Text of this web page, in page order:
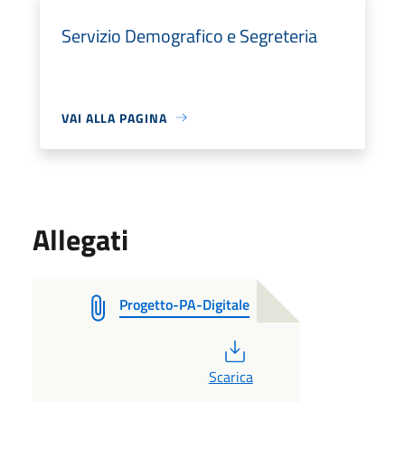
Servizio Demografico e Segreteria
VAI ALLA PAGINA
Allegati
Progetto-PA-Digitale
Scarica